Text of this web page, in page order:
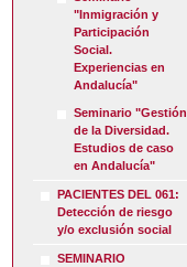
"Inmigración y
Participación
Social.
Experiencias en
Andalucía"
Seminario "Gestión
de la Diversidad.
Estudios de caso
en Andalucía"
PACIENTES DEL 061:
Detección de riesgo
y/o exclusión social
SEMINARIO